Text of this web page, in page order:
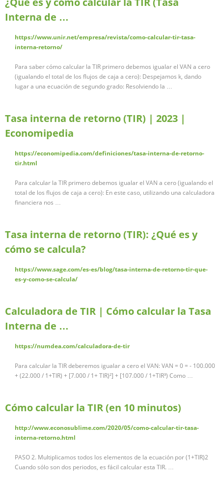
Interna de …
https://www.unir.net/empresa/revista/como-calcular-tir-tasa-
interna-retorno/
Para saber cómo calcular la TIR primero debemos igualar el VAN a cero
(igualando el total de los flujos de caja a cero): Despejamos k, dando
lugar a una ecuación de segundo grado: Resolviendo la …
Tasa interna de retorno (TIR) | 2023 |
Economipedia
https://economipedia.com/definiciones/tasa-interna-de-retorno-
tir.html
Para calcular la TIR primero debemos igualar el VAN a cero (igualando el
total de los flujos de caja a cero): En este caso, utilizando una calculadora
financiera nos …
Tasa interna de retorno (TIR): ¿Qué es y
cómo se calcula?
https://www.sage.com/es-es/blog/tasa-interna-de-retorno-tir-que-
es-y-como-se-calcula/
Calculadora de TIR | Cómo calcular la Tasa
Interna de …
https://numdea.com/calculadora-de-tir
Para calcular la TIR deberemos igualar a cero el VAN: VAN = 0 = - 100.000
+ (22.000 / 1+TIR) + [7.000 / 1+ TIR)²] + [107.000 / 1+TIR³) Como …
Cómo calcular la TIR (en 10 minutos)
http://www.econosublime.com/2020/05/como-calcular-tir-tasa-
interna-retorno.html
PASO 2. Multiplicamos todos los elementos de la ecuación por (1+TIR)2
Cuando sólo son dos periodos, es fácil calcular esta TIR. …